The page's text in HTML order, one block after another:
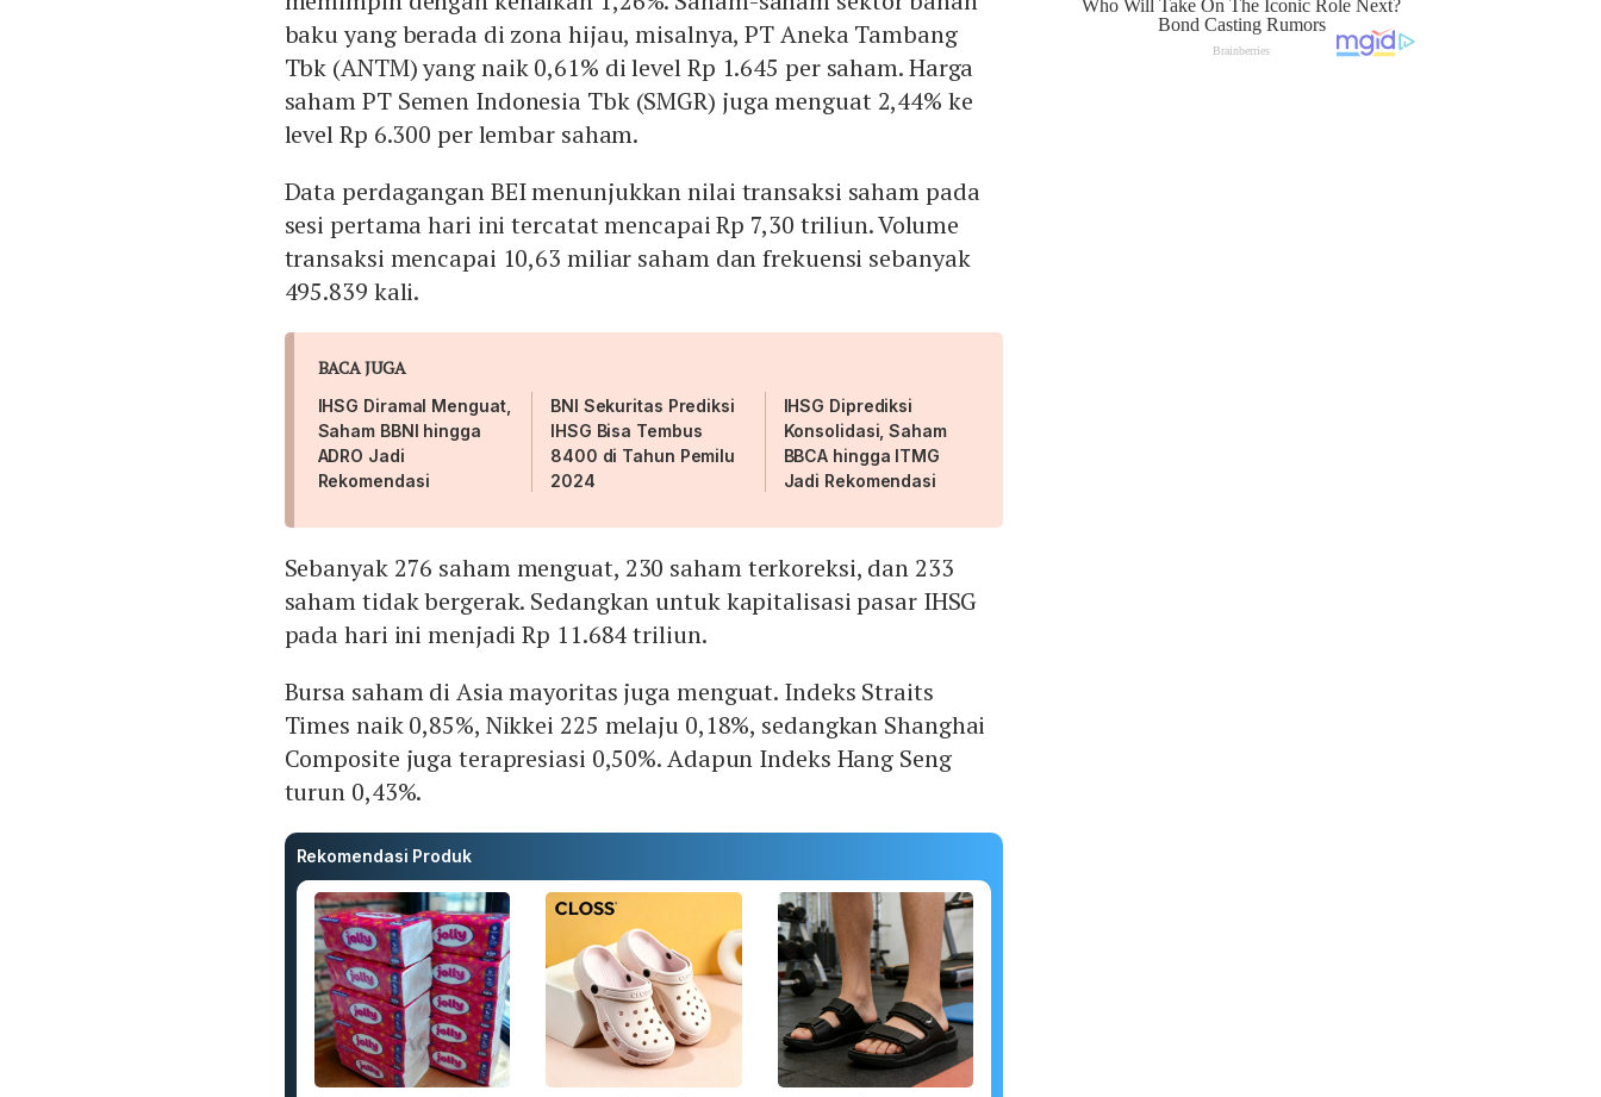
baku yang berada di zona hijau, misalnya, PT Aneka Tambang
Tbk (ANTM) yang naik 0,61% di level Rp 1.645 per saham. Harga
saham PT Semen Indonesia Tbk (SMGR) juga menguat 2,44% ke
level Rp 6.300 per lembar saham.
Data perdagangan BEI menunjukkan nilai transaksi saham pada
sesi pertama hari ini tercatat mencapai Rp 7,30 triliun. Volume
transaksi mencapai 10,63 miliar saham dan frekuensi sebanyak
495.839 kali.
BACA JUGA
IHSG Diramal Menguat,
Saham BBNI hingga
ADRO Jadi
Rekomendasi
BNI Sekuritas Prediksi
IHSG Bisa Tembus
8400 di Tahun Pemilu
2024
IHSG Diprediksi
Konsolidasi, Saham
BBCA hingga ITMG
Jadi Rekomendasi
Sebanyak 276 saham menguat, 230 saham terkoreksi, dan 233
saham tidak bergerak. Sedangkan untuk kapitalisasi pasar IHSG
pada hari ini menjadi Rp 11.684 triliun.
Bursa saham di Asia mayoritas juga menguat. Indeks Straits
Times naik 0,85%, Nikkei 225 melaju 0,18%, sedangkan Shanghai
Composite juga terapresiasi 0,50%. Adapun Indeks Hang Seng
turun 0,43%.
Rekomendasi Produk